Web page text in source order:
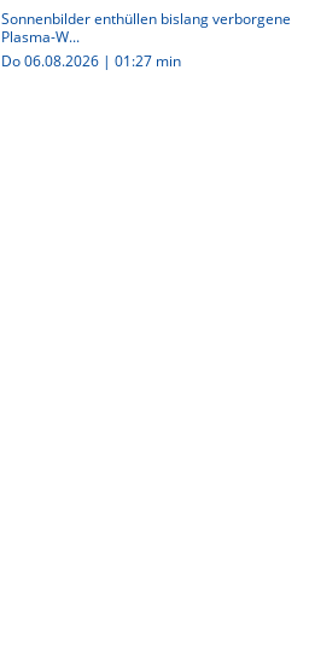
Sonnenbilder enthüllen bislang verborgene
Plasma-W...
Do 06.08.2026 | 01:27 min